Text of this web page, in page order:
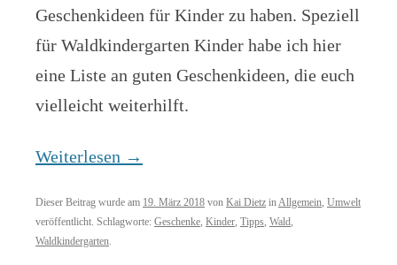
Geschenkideen für Kinder zu haben. Speziell
für Waldkindergarten Kinder habe ich hier
eine Liste an guten Geschenkideen, die euch
vielleicht weiterhilft.
Weiterlesen →
Dieser Beitrag wurde am 19. März 2018 von Kai Dietz inAllgemein, Umwelt
veröffentlicht. Schlagworte: Geschenke, Kinder, Tipps, Wald,
Waldkindergarten.